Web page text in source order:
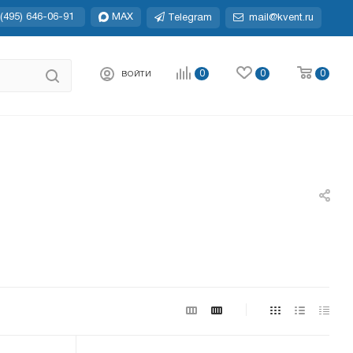
646-06-91 MAX Telegram mail@kvent.ru
ВОЙТИ 0 0 0